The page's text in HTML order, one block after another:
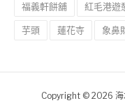
福義軒餅舖 紅毛港遊
芋頭 蓮花寺 象鼻
Copyright © 2026 海